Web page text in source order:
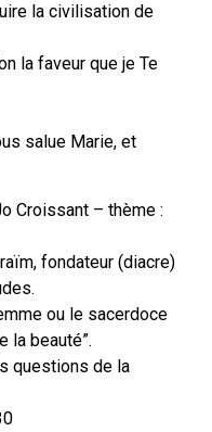
la civilisation de
la faveur que je Te
salue Marie, et
Croissant – thème :
fondateur (diacre)
ou le sacerdoce
la beauté”.
questions de la